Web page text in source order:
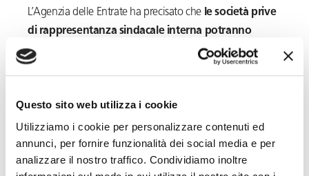
Questo sito web utilizza i cookie
Utilizziamo i cookie per personalizzare contenuti ed
annunci, per fornire funzionalità dei social media e per
analizzare il nostro traffico. Condividiamo inoltre
L’Agenzia delle Entrate ha precisato che le società prive
di rappresentanza sindacale interna potranno
comunque recepire il contratto territoriale di settore
e, in assenza di un tale contratto, potranno adottare il
realtà. In tali ipotesi, i premi erogati in esecuzione del
contratto territoriale potranno comunque beneficiare del
regime fiscale agevolato.